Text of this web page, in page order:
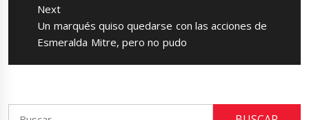
Next
Next
post:
Un marqués quiso quedarse con las acciones de
Esmeralda Mitre, pero no pudo